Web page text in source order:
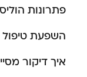
פתרונות
השפעת טיפול
איך דיקור